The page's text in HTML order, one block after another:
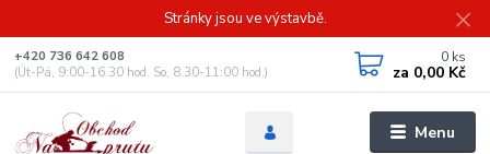
Stránky jsou ve výstavbě.
Menu
+420 736 642 608
(Út-Pá, 9:00-16.30 hod. So, 8.30-11:00 hod.)
0 ks
za 0,00 Kč